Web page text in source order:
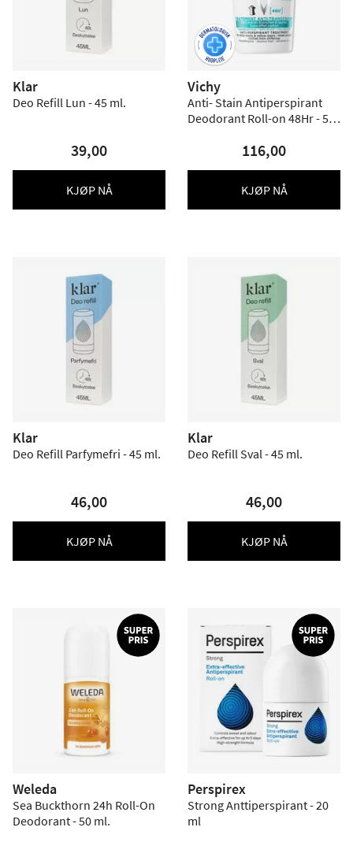
Klar
Deo Refill Lun - 45 ml.
39,00
KJØP NÅ
Vichy
Anti- Stain Antiperspirant
Deodorant Roll-on 48Hr - 50
116,00
KJØP NÅ
Klar
Deo Refill Parfymefri - 45 ml.
46,00
KJØP NÅ
Klar
Deo Refill Sval - 45 ml.
46,00
KJØP NÅ
Weleda
Sea Buckthorn 24h Roll-On
Deodorant - 50 ml.
Perspirex
Strong Anttiperspirant - 20
ml